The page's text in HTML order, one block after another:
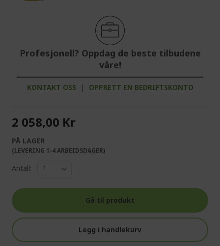
Profesjonell? Oppdag de beste tilbudene
våre!
KONTAKT OSS | OPPRETT EN BEDRIFTSKONTO
2 058,00 Kr
PÅ LAGER
(LEVERING 1-4 ARBEIDSDAGER)
Antall:
Gå til produkt
Legg i handlekurv